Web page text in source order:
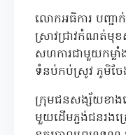
លោកអធិការ បញ្ជា
ស្រាវជ្រាវកំណត់មុខ
សហការជាមួយកម្លាំ
ទំនប់កប់ស្រូវ ភូមិច
ក្រុមជនសង្ស័យខាងល
មួយដើមភ្ជង់ជនរង